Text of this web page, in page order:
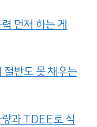
먼저 하는 게
반도 못 채우는
과 TDEE로 식